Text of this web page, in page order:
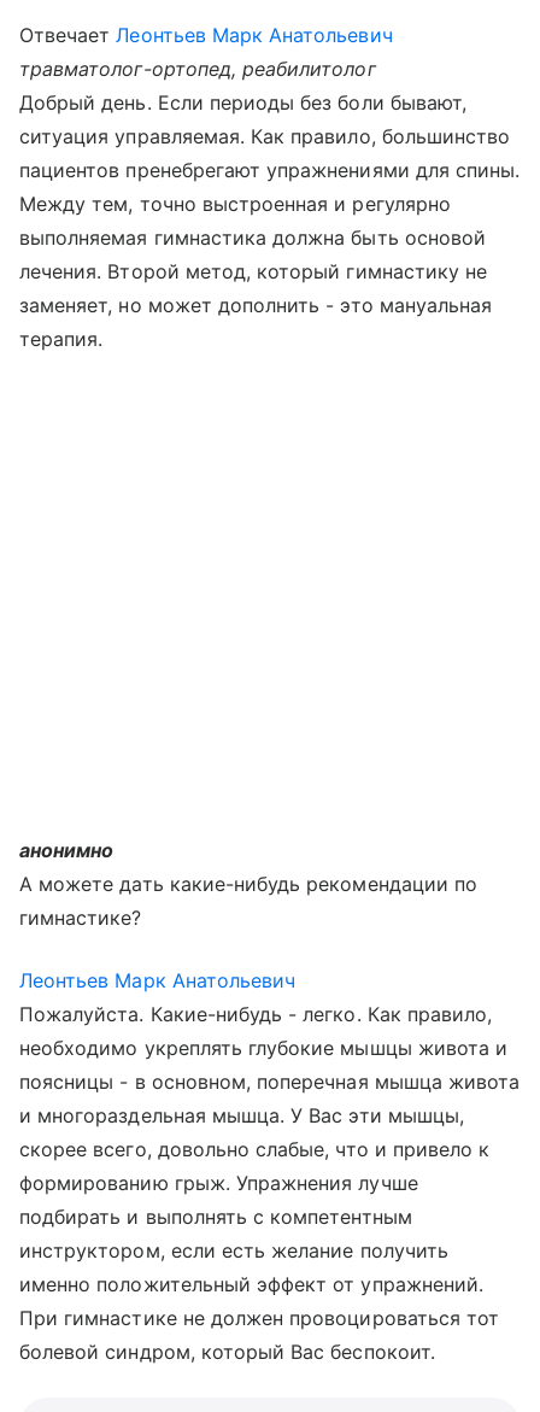
ОтвечаетЛеонтьев Марк Анатольевич
травматолог-ортопед, реабилитолог
Добрый день. Если периоды без боли бывают,
ситуация управляемая. Как правило, большинство
пациентов пренебрегают упражнениями для спины.
Между тем, точно выстроенная и регулярно
выполняемая гимнастика должна быть основой
лечения. Второй метод, который гимнастику не
заменяет, но может дополнить - это мануальная
терапия.
анонимно
А можете дать какие-нибудь рекомендации по
гимнастике?
Леонтьев Марк Анатольевич
Пожалуйста. Какие-нибудь - легко. Как правило,
необходимо укреплять глубокие мышцы живота и
поясницы - в основном, поперечная мышца живота
и многораздельная мышца. У Вас эти мышцы,
скорее всего, довольно слабые, что и привело к
формированию грыж. Упражнения лучше
подбирать и выполнять с компетентным
инструктором, если есть желание получить
именно положительный эффект от упражнений.
При гимнастике не должен провоцироваться тот
болевой синдром, который Вас беспокоит.